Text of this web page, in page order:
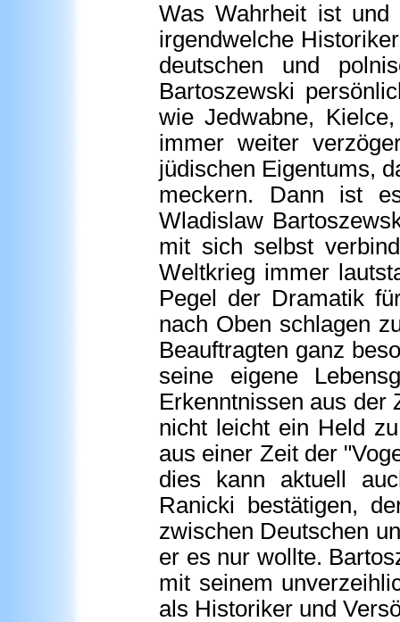
Was Wahrheit ist und
irgendwelche
deutschen und
Bartoszewski
wie Jedwabne,
immer weiter
jüdischen Eigentums,
meckern. Dann ist
Wladislaw
mit sich selbst
Weltkrieg immer
Pegel der Dramatik
nach Oben schlagen
Beauftragten ganz
seine eigene
Erkenntnissen aus der
nicht leicht ein Held
aus einer Zeit der
dies kann aktuell
Ranicki bestätigen,
zwischen Deutschen
er es nur wollte.
mit seinem
als Historiker und